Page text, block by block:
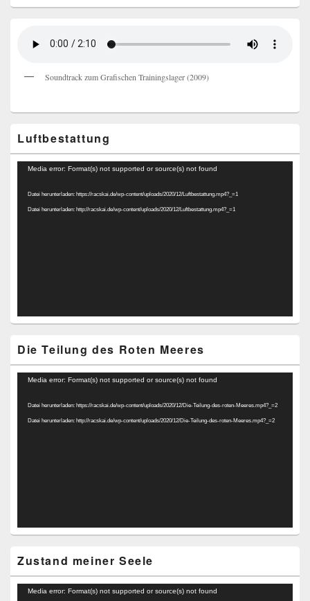
Soundtrack zum Grafischen Trainingslager (2009)
Luftbestattung
Video-
Media error: Format(s) not supported or source(s) not found
Datei herunterladen: https://racskai.de/wp-content/uploads/2020/12/Luftbestattung.mp4?_=1
Datei herunterladen: http://racskai.de/wp-content/uploads/2020/12/Luftbestattung.mp4?_=1
Die Teilung des Roten Meeres
Video-
Media error: Format(s) not supported or source(s) not found
Datei herunterladen: https://racskai.de/wp-content/uploads/2020/12/Die-Teilung-des-roten-Meeres.mp4?_=2
Datei herunterladen: http://racskai.de/wp-content/uploads/2020/12/Die-Teilung-des-roten-Meeres.mp4?_=2
Zustand meiner Seele
Video-
Media error: Format(s) not supported or source(s) not found